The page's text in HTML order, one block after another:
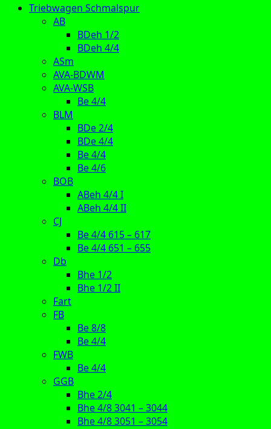
Triebwagen Schmalspur
AB
BDeh 1/2
BDeh 4/4
ASm
AVA-BDWM
AVA-WSB
Be 4/4
BLM
BDe 2/4
BDe 4/4
Be 4/4
Be 4/6
BOB
ABeh 4/4 I
ABeh 4/4 II
CJ
Be 4/4 615 – 617
Be 4/4 651 – 655
Db
Bhe 1/2
Bhe 1/2 II
Fart
FB
Be 8/8
Be 4/4
FWB
Be 4/4
GGB
Bhe 2/4
Bhe 4/8 3041 – 3044
Bhe 4/8 3051 – 3054